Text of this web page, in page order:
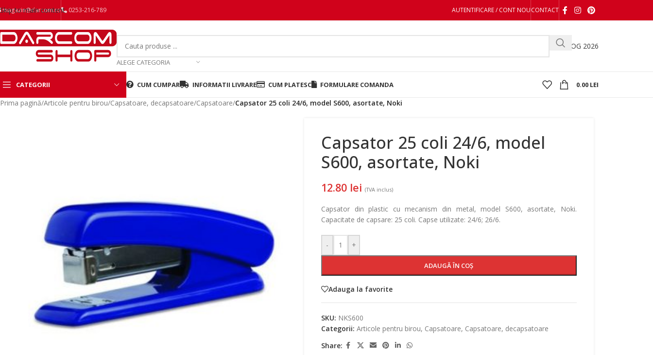
Skip to main content
magazin@darcom.ro 0253-216-789 AUTENTIFICARE / CONT NOUCONTACT
ALEGE CATEGORIA
CATALOG 2026
CATEGORII CUM CUMPAR INFORMATII LIVRARE CUM PLATESC FORMULARE COMANDA 0.00 LEI
Prima pagină/Articole pentru birou/Capsatoare, decapsatoare/Capsatoare/Capsator 25 coli 24/6, model S600, asortate, Noki
Capsator 25 coli 24/6, model
S600, asortate, Noki
12.80 lei (TVA inclus)
Capsator din plastic cu mecanism din metal, model S600, asortate, Noki.
Capacitate de capsare: 25 coli. Capse utilizate: 24/6; 26/6.
- +
ADAUGĂ ÎN COȘ
Adauga la favorite
SKU: NKS600
Categorii: Articole pentru birou, Capsatoare, Capsatoare, decapsatoare
Share: